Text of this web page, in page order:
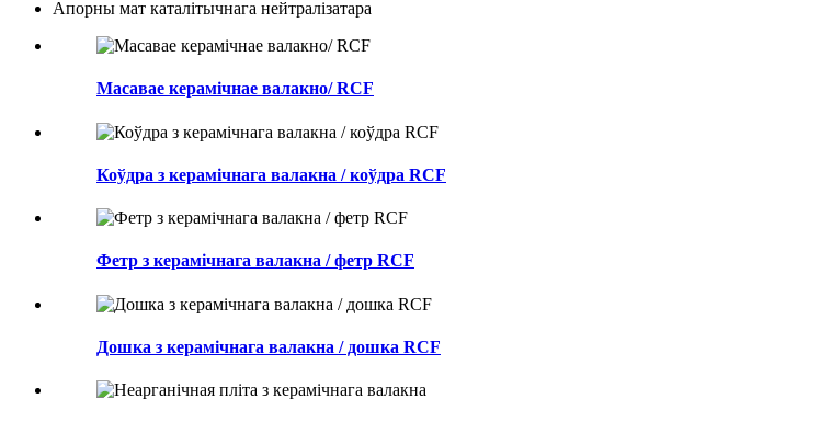
Апорны мат каталітычнага нейтралізатара
Масавае керамічнае валакно/ RCF
Коўдра з керамічнага валакна / коўдра RCF
Фетр з керамічнага валакна / фетр RCF
Дошка з керамічнага валакна / дошка RCF